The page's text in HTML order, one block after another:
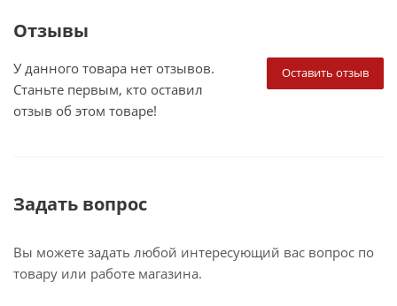
Отзывы
Оставить отзыв
У данного товара нет отзывов.
Станьте первым, кто оставил
отзыв об этом товаре!
Задать вопрос
Вы можете задать любой интересующий вас вопрос по
товару или работе магазина.